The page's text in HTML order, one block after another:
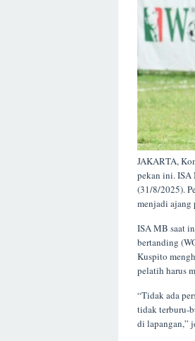
JAKARTA,
pekan ini. ISA
(31/8/2025).
menjadi ajang
ISA MB saat
bertanding
Kuspito
pelatih harus
“Tidak ada
tidak terburu-
di lapangan,”